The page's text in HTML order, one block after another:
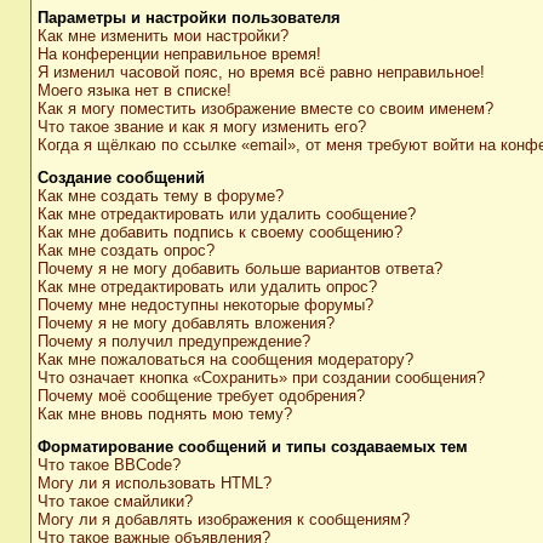
Параметры и настройки пользователя
Как мне изменить мои настройки?
На конференции неправильное время!
Я изменил часовой пояс, но время всё равно неправильное!
Моего языка нет в списке!
Как я могу поместить изображение вместе со своим именем?
Что такое звание и как я могу изменить его?
Когда я щёлкаю по ссылке «email», от меня требуют войти на
Создание сообщений
Как мне создать тему в форуме?
Как мне отредактировать или удалить сообщение?
Как мне добавить подпись к своему сообщению?
Как мне создать опрос?
Почему я не могу добавить больше вариантов ответа?
Как мне отредактировать или удалить опрос?
Почему мне недоступны некоторые форумы?
Почему я не могу добавлять вложения?
Почему я получил предупреждение?
Как мне пожаловаться на сообщения модератору?
Что означает кнопка «Сохранить» при создании сообщения?
Почему моё сообщение требует одобрения?
Как мне вновь поднять мою тему?
Форматирование сообщений и типы создаваемых тем
Что такое BBCode?
Могу ли я использовать HTML?
Что такое смайлики?
Могу ли я добавлять изображения к сообщениям?
Что такое важные объявления?